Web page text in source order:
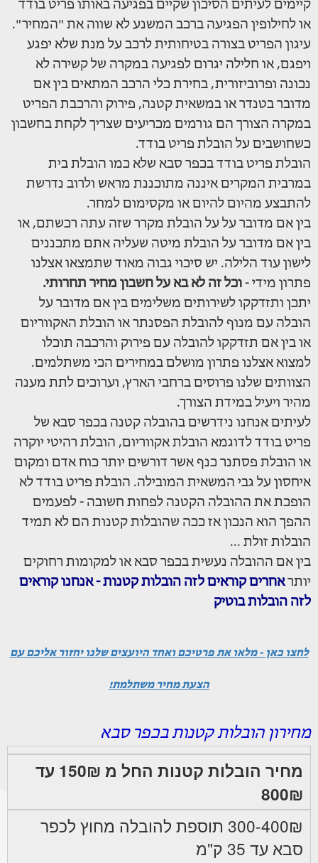
קיימים לעיתים הסיכון שקיים בפגיעה באותו פריט בודד
או לחילופין הפגיעה ברכב המשנע לא שווה את "המחיר".
עיגון הפריט בצורה בטיחותית לרכב על מנת שלא יפגע
ויפגם, או חלילה יגרום לפגיעה במקרה של קשירה לא
נכונה ופרוביזורית, בחירת כלי הרכב המתאים בין אם
מדובר בטנדר או במשאית קטנה, פירוק והרכבת הפריט
במקרה הצורך הם גורמים מכריעים שצריך לקחת בחשבון
כשחושבים על הובלת פריט בודד.
הובלת פריט בודד בכפר סבא שלא כמו הובלת בית
במרבית המקרים איננה מתוכננת מראש ולרוב נדרשת
להתבצע מהיום להיום או מקסימום למחר.
בין אם מדובר על על הובלת מקרר שזה עתה רכשתם, או
בין אם מדובר על הובלת מיטה שעליה אתם מתכננים
לישון עוד הלילה. יש סיכוי גבוה מאוד שתמצאו אצלנו
פתרון מידי - וכל זה לא בא על חשבון מחיר תחרותי.
יתכן ותזדקקו לשירותים משלימים בין אם מדובר על
הובלה עם מנוף להובלת הפסנתר או הובלת האקווריום
או בין אם תזדקקו להובלה עם פירוק והרכבה תוכלו
למצוא אצלנו פתרון מושלם במחירים הכי משתלמים.
הצוותים שלנו פרוסים ברחבי הארץ, וערוכים לתת מענה
מהיר ויעיל במידת הצורך.
לעיתים אנחנו נידרשים בהובלה קטנה בכפר סבא של
פריט בודד לדוגמא הובלת אקווריום, הובלת רהיטי יוקרה
או הובלת פסתנר כנף אשר דורשים יותר כוח אדם ומקום
איחסון על גבי המשאית המובילה. הובלת פריט בודד לא
הופכת את ההובלה הקטנה לפחות חשובה - לפעמים
ההפך הוא הנכון אז ככה שהובלות קטנות הם לא תמיד
הובלות זולת ...
בין אם ההובלה נעשית בכפר סבא או למקומות רחוקים
יותראחרים קוראים לזה הובלות קטנות - אנחנו קוראים
לזה הובלות בוטיק
לחצו כאן - מלאו את פרטיכם ואחד היועצים שלנו יחזור אליכם עם
הצעת מחיר משתלמת!
מחירון הובלות קטנות בכפר סבא
מחיר הובלות קטנות החל מ 150₪ עד
800₪
300-400₪ תוספת להובלה מחוץ לכפר
סבא עד 35 ק"מ